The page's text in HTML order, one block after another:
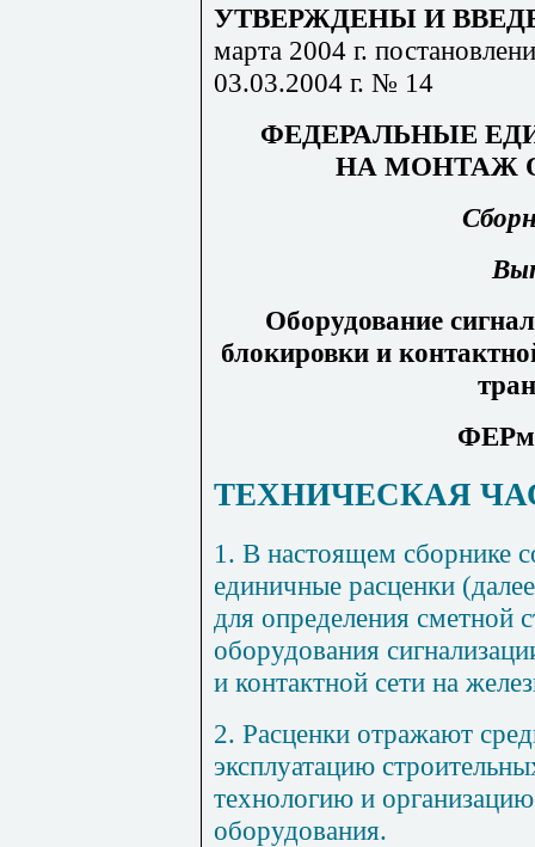
УТВЕРЖДЕНЫ И
марта 2004 г.
03.03.2004 г. № 14
ФЕДЕРАЛЬНЫЕ
НА МОНТАЖ
Оборудование
блокировки и
ТЕХНИЧЕСКАЯ
1. В настоящем сборнике
единичные расценки
для определения сметной
оборудования
и контактной сети на
2. Расценки отражают
эксплуатацию
технологию и
оборудования.